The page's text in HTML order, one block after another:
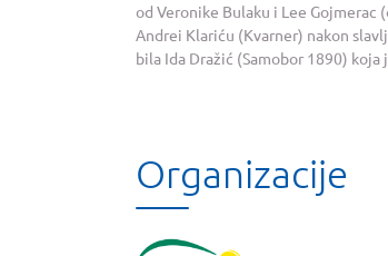
od Veronike Bulaku i Lee Gojmerac
Andrei Klariću (Kvarner) nakon
bila Ida Dražić (Samobor 1890)
Organizacije